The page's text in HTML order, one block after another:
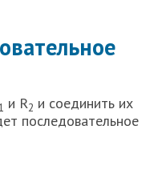
и R2 и соединить их
последовательное